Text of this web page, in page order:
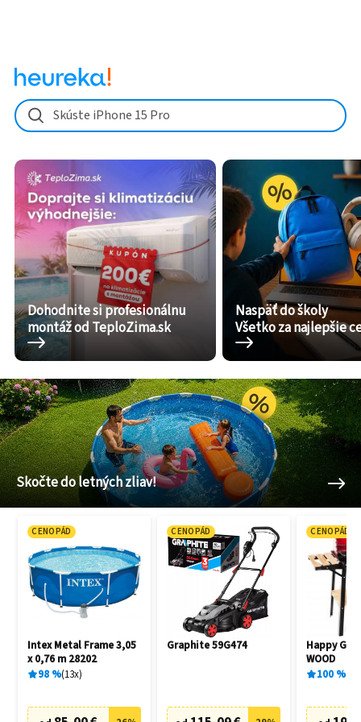
Skúste iPhone 15 Pro
Dohodnite si profesionálnu
montáž od TeploZima.sk
Naspäť do školy
Všetko za najlepšie
Skočte do letných zliav!
CENOPÁD
Intex Metal Frame 3,05
x 0,76 m 28202
98% 13x
CENOPÁD
Graphite 59G474
CENOPÁD
Happy
WOOD
100%